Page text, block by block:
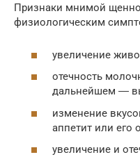
Признаки мнимой
физиологическим
увеличение
отечность
дальнейшем ―
изменение
аппетит или его
увеличение и